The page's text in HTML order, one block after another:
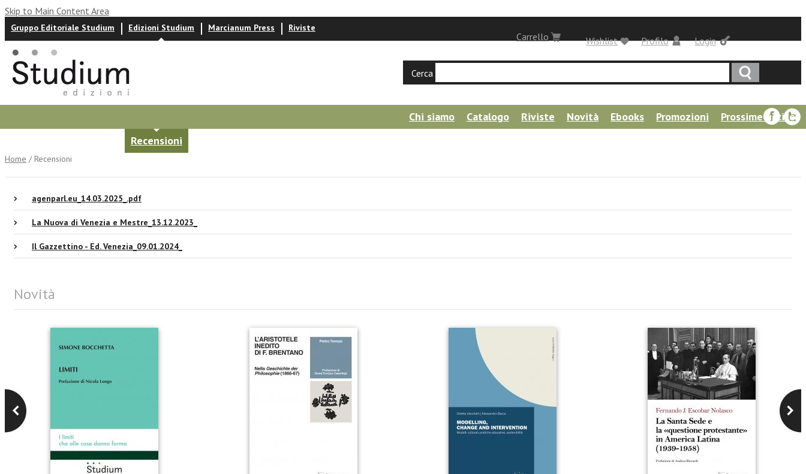
Skip to Main Content Area
Login
Carrello
Gruppo Editoriale Studium Edizioni Studium Marcianum Press Riviste
Profilo
Wishlist
Cerca
Chi siamo Catalogo Riviste Novità Ebooks Promozioni
Prossime uscite
Recensioni
Home / Recensioni
agenparl.eu_14.03.2025_.pdf
La Nuova di Venezia e Mestre_13.12.2023_
Il Gazzettino - Ed. Venezia_09.01.2024_
Novità